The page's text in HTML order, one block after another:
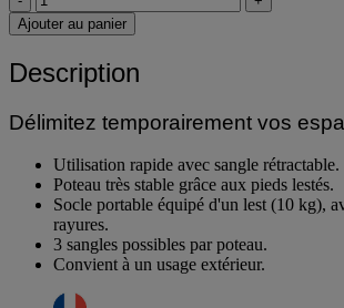
Ajouter au panier
Description
Délimitez temporairement vos
Utilisation rapide avec sangle rétractable.
Poteau très stable grâce aux pieds lestés.
Socle portable équipé d'un lest (10 kg),
rayures.
3 sangles possibles par poteau.
Convient à un usage extérieur.